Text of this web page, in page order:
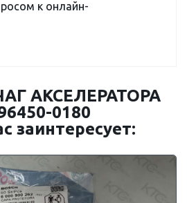
к онлайн-
АКСЕЛЕРАТОРА
0180
заинтересует: